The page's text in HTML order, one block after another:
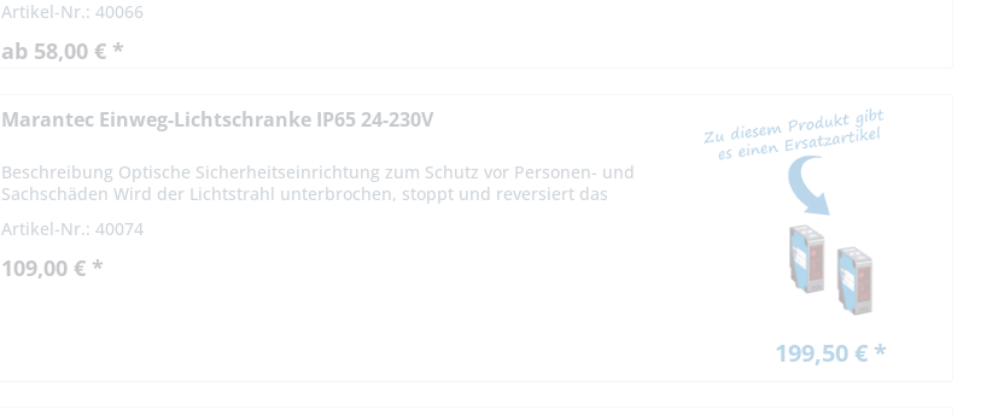
Artikel-Nr.: 40066
ab 58,00 € *
Marantec Einweg-Lichtschranke IP65 24-230V
Beschreibung Optische Sicherheitseinrichtung zum Schutz vor Personen- und
Sachschäden Wird der Lichtstrahl unterbrochen, stoppt und reversiert das
Artikel-Nr.: 40074
109,00 € *
199,50 € *